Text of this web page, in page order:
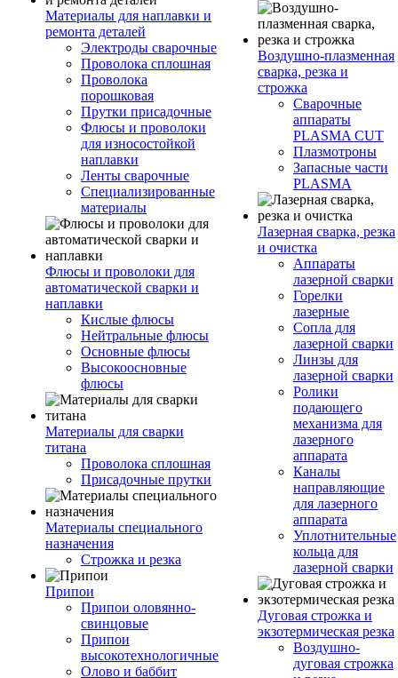
Материалы для наплавки и
ремонта деталей
Электроды сварочные
Проволока сплошная
Проволока
порошковая
Прутки присадочные
Флюсы и проволоки
для износостойкой
наплавки
Ленты сварочные
Специализированные
материалы
Флюсы и проволоки для
автоматической сварки и
наплавки
Кислые флюсы
Нейтральные флюсы
Основные флюсы
Высокоосновные
флюсы
Материалы для сварки
титана
Проволока сплошная
Присадочные прутки
Материалы специального
назначения
Строжка и резка
Припои
Припои оловянно-
свинцовые
Припои
высокотехнологичные
Олово и баббит
Воздушно-плазменная
сварка, резка и
строжка
Сварочные
аппараты
PLASMA CUT
Плазмотроны
Запасные части
PLASMA
Лазерная сварка, резка
и очистка
Аппараты
лазерной сварки
Горелки
лазерные
Сопла для
лазерной сварки
Линзы для
лазерной сварки
Ролики
подающего
механизма для
лазерного
аппарата
Каналы
направляющие
для лазерного
аппарата
Уплотнительные
кольца для
лазерной сварки
Дуговая строжка и
экзотермическая резка
Воздушно-
дуговая строжка